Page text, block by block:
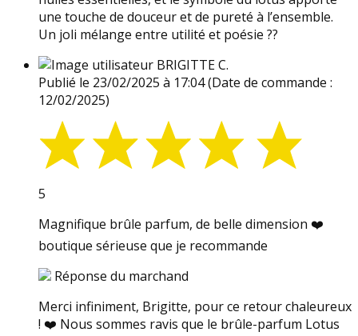
une touche de douceur et de pureté à l’ensemble.
Un joli mélange entre utilité et poésie ??️
BRIGITTE C.
Publié le 23/02/2025 à 17:04(Date de commande :
12/02/2025)
5
Magnifique brûle parfum, de belle dimension ❤️
boutique sérieuse que je recommande
Réponse du marchand
Merci infiniment, Brigitte, pour ce retour chaleureux
! ❤️ Nous sommes ravis que le brûle-parfum Lotus